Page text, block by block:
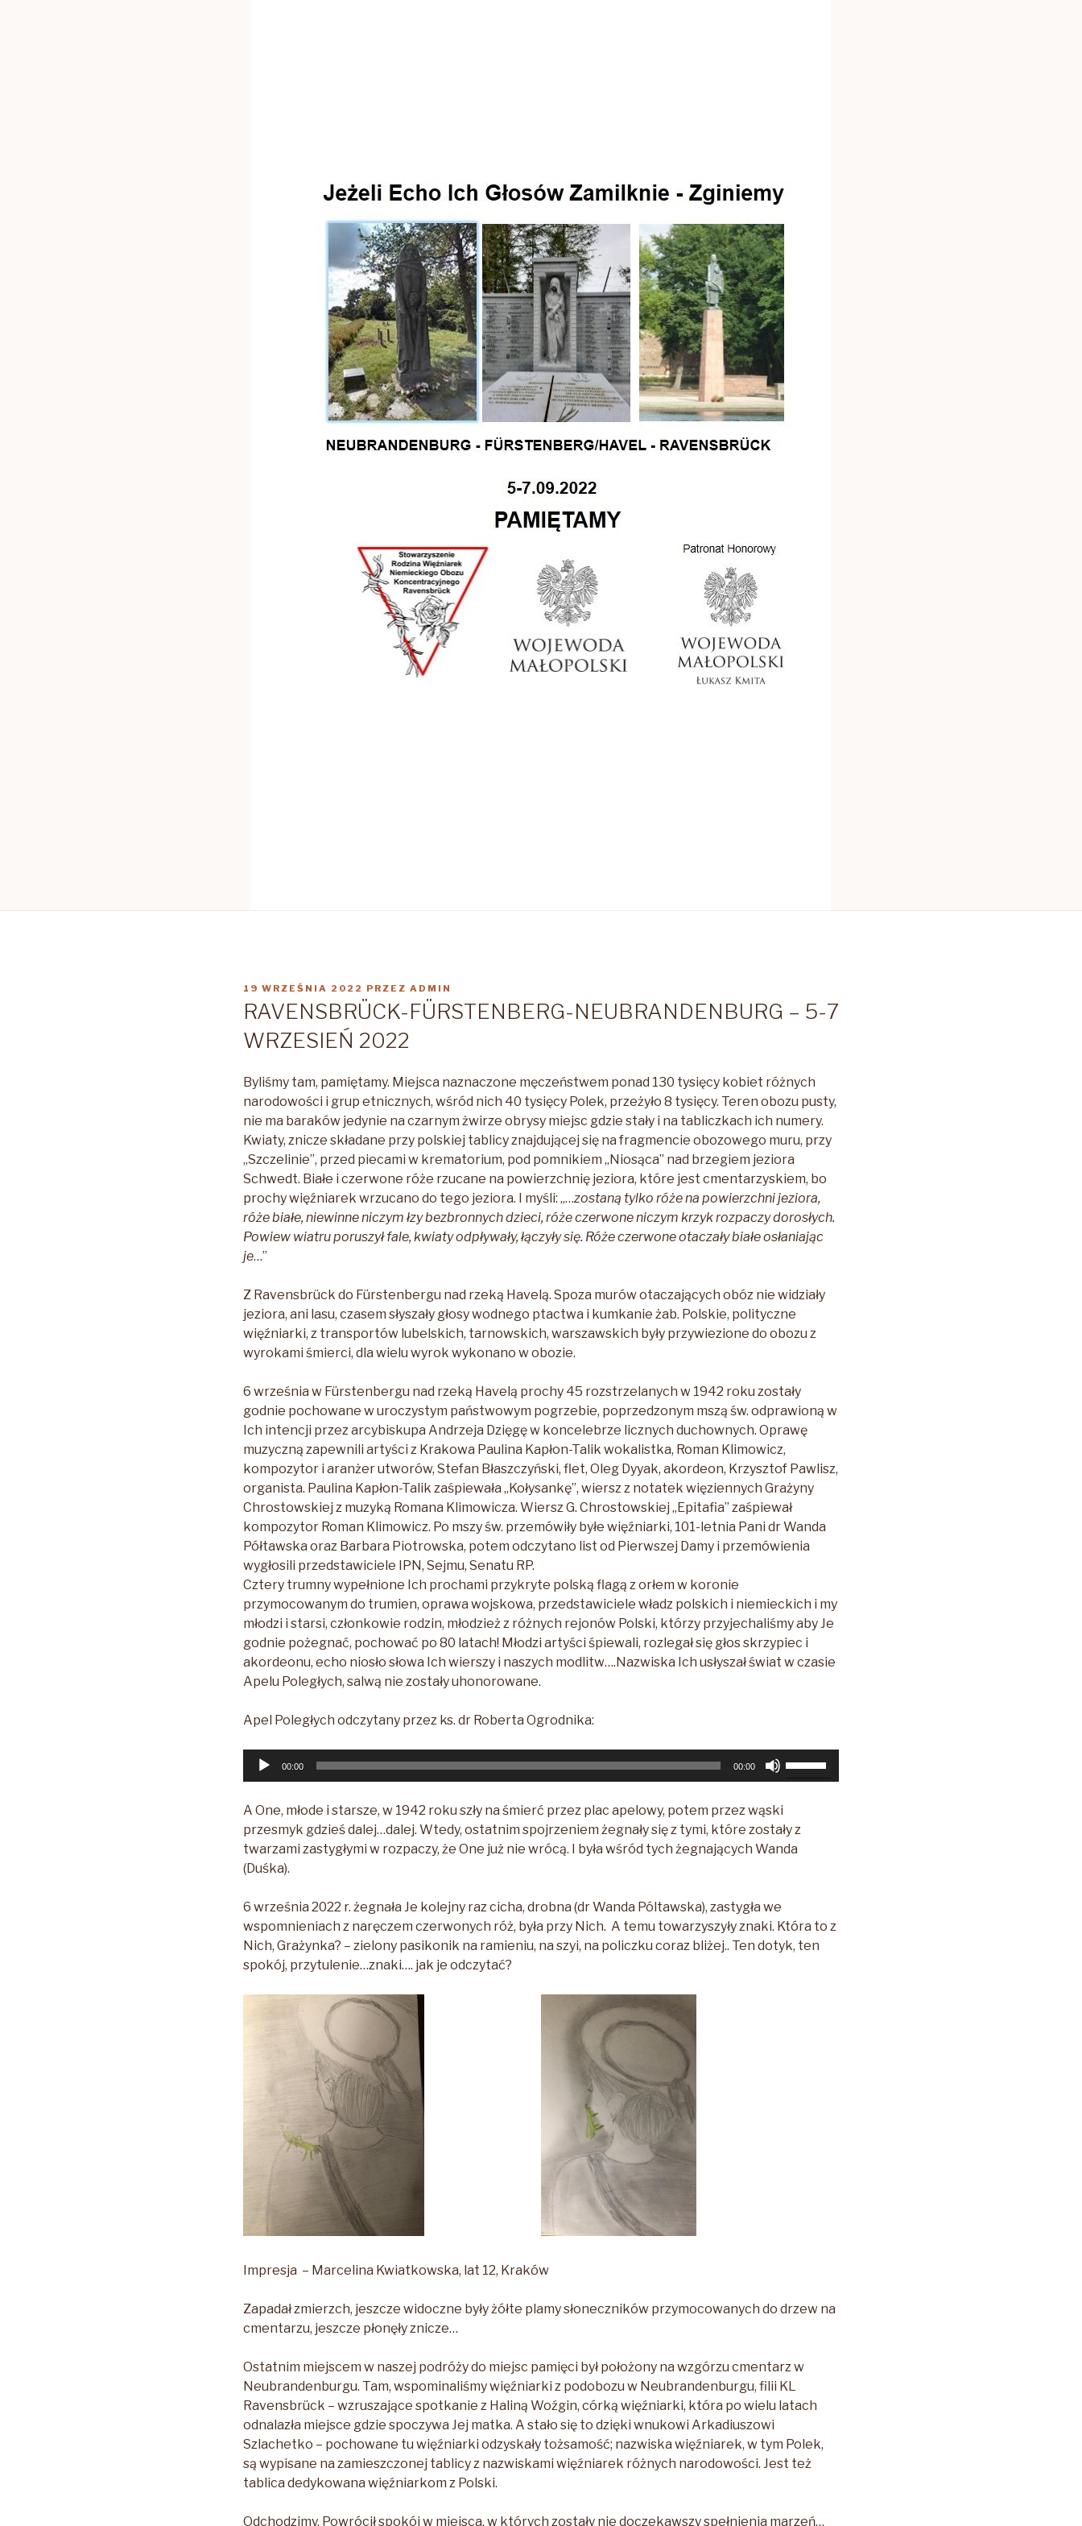
OPUBLIKOWANE
19 WRZEŚNIA 2022 PRZEZ ADMIN
RAVENSBRÜCK-FÜRSTENBERG-NEUBRANDENBURG – 5-7
WRZESIEŃ 2022
Byliśmy tam, pamiętamy. Miejsca naznaczone męczeństwem ponad 130 tysięcy kobiet różnych
narodowości i grup etnicznych, wśród nich 40 tysięcy Polek, przeżyło 8 tysięcy. Teren obozu pusty,
nie ma baraków jedynie na czarnym żwirze obrysy miejsc gdzie stały i na tabliczkach ich numery.
Kwiaty, znicze składane przy polskiej tablicy znajdującej się na fragmencie obozowego muru, przy
„Szczelinie”, przed piecami w krematorium, pod pomnikiem „Niosąca” nad brzegiem jeziora
Schwedt. Białe i czerwone róże rzucane na powierzchnię jeziora, które jest cmentarzyskiem, bo
prochy więźniarek wrzucano do tego jeziora. I myśli: „…zostaną tylko róże na powierzchni jeziora,
róże białe, niewinne niczym łzy bezbronnych dzieci, róże czerwone niczym krzyk rozpaczy dorosłych.
Powiew wiatru poruszył fale, kwiaty odpływały, łączyły się. Róże czerwone otaczały białe osłaniając
je…”
Z Ravensbrück do Fürstenbergu nad rzeką Havelą. Spoza murów otaczających obóz nie widziały
jeziora, ani lasu, czasem słyszały głosy wodnego ptactwa i kumkanie żab. Polskie, polityczne
więźniarki, z transportów lubelskich, tarnowskich, warszawskich były przywiezione do obozu z
wyrokami śmierci, dla wielu wyrok wykonano w obozie.
6 września w Fürstenbergu nad rzeką Havelą prochy 45 rozstrzelanych w 1942 roku zostały
godnie pochowane w uroczystym państwowym pogrzebie, poprzedzonym mszą św. odprawioną w
Ich intencji przez arcybiskupa Andrzeja Dzięgę w koncelebrze licznych duchownych. Oprawę
muzyczną zapewnili artyści z Krakowa Paulina Kapłon-Talik wokalistka, Roman Klimowicz,
kompozytor i aranżer utworów, Stefan Błaszczyński, flet, Oleg Dyyak, akordeon, Krzysztof Pawlisz,
organista. Paulina Kapłon-Talik zaśpiewała „Kołysankę”, wiersz z notatek więziennych Grażyny
Chrostowskiej z muzyką Romana Klimowicza. Wiersz G. Chrostowskiej „Epitafia” zaśpiewał
kompozytor Roman Klimowicz. Po mszy św. przemówiły byłe więźniarki, 101-letnia Pani dr Wanda
Półtawska oraz Barbara Piotrowska, potem odczytano list od Pierwszej Damy i przemówienia
wygłosili przedstawiciele IPN, Sejmu, Senatu RP.
Cztery trumny wypełnione Ich prochami przykryte polską flagą z orłem w koronie
przymocowanym do trumien, oprawa wojskowa, przedstawiciele władz polskich i niemieckich i my
młodzi i starsi, członkowie rodzin, młodzież z różnych rejonów Polski, którzy przyjechaliśmy aby Je
godnie pożegnać, pochować po 80 latach! Młodzi artyści śpiewali, rozlegał się głos skrzypiec i
akordeonu, echo niosło słowa Ich wierszy i naszych modlitw….Nazwiska Ich usłyszał świat w czasie
Apelu Poległych, salwą nie zostały uhonorowane.
Apel Poległych odczytany przez ks. dr Roberta Ogrodnika:
Odtwarzacz
00:00 00:00
strzałek
oraz
do
lub
zmniejszyć
A One, młode i starsze, w 1942 roku szły na śmierć przez plac apelowy, potem przez wąski
przesmyk gdzieś dalej…dalej. Wtedy, ostatnim spojrzeniem żegnały się z tymi, które zostały z
twarzami zastygłymi w rozpaczy, że One już nie wrócą. I była wśród tych żegnających Wanda
(Duśka).
6 września 2022 r. żegnała Je kolejny raz cicha, drobna (dr Wanda Póltawska), zastygła we
wspomnieniach z naręczem czerwonych róż, była przy Nich. A temu towarzyszyły znaki. Która to z
Nich, Grażynka? – zielony pasikonik na ramieniu, na szyi, na policzku coraz bliżej.. Ten dotyk, ten
spokój, przytulenie…znaki…. jak je odczytać?
Impresja – Marcelina Kwiatkowska, lat 12, Kraków
Zapadał zmierzch, jeszcze widoczne były żółte plamy słoneczników przymocowanych do drzew na
cmentarzu, jeszcze płonęły znicze…
Ostatnim miejscem w naszej podróży do miejsc pamięci był położony na wzgórzu cmentarz w
Neubrandenburgu. Tam, wspominaliśmy więźniarki z podobozu w Neubrandenburgu, filii KL
Ravensbrück – wzruszające spotkanie z Haliną Woźgin, córką więźniarki, która po wielu latach
odnalazła miejsce gdzie spoczywa Jej matka. A stało się to dzięki wnukowi Arkadiuszowi
Szlachetko – pochowane tu więźniarki odzyskały tożsamość; nazwiska więźniarek, w tym Polek,
są wypisane na zamieszczonej tablicy z nazwiskami więźniarek różnych narodowości. Jest też
tablica dedykowana więźniarkom z Polski.
Odchodzimy. Powrócił spokój w miejsca, w których zostały nie doczekawszy spełnienia marzeń…